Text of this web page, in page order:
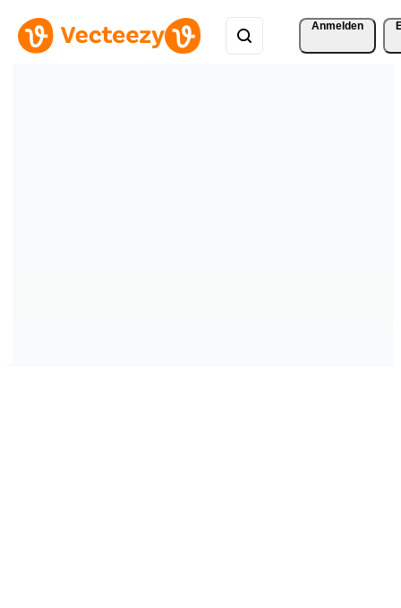
Anmelden